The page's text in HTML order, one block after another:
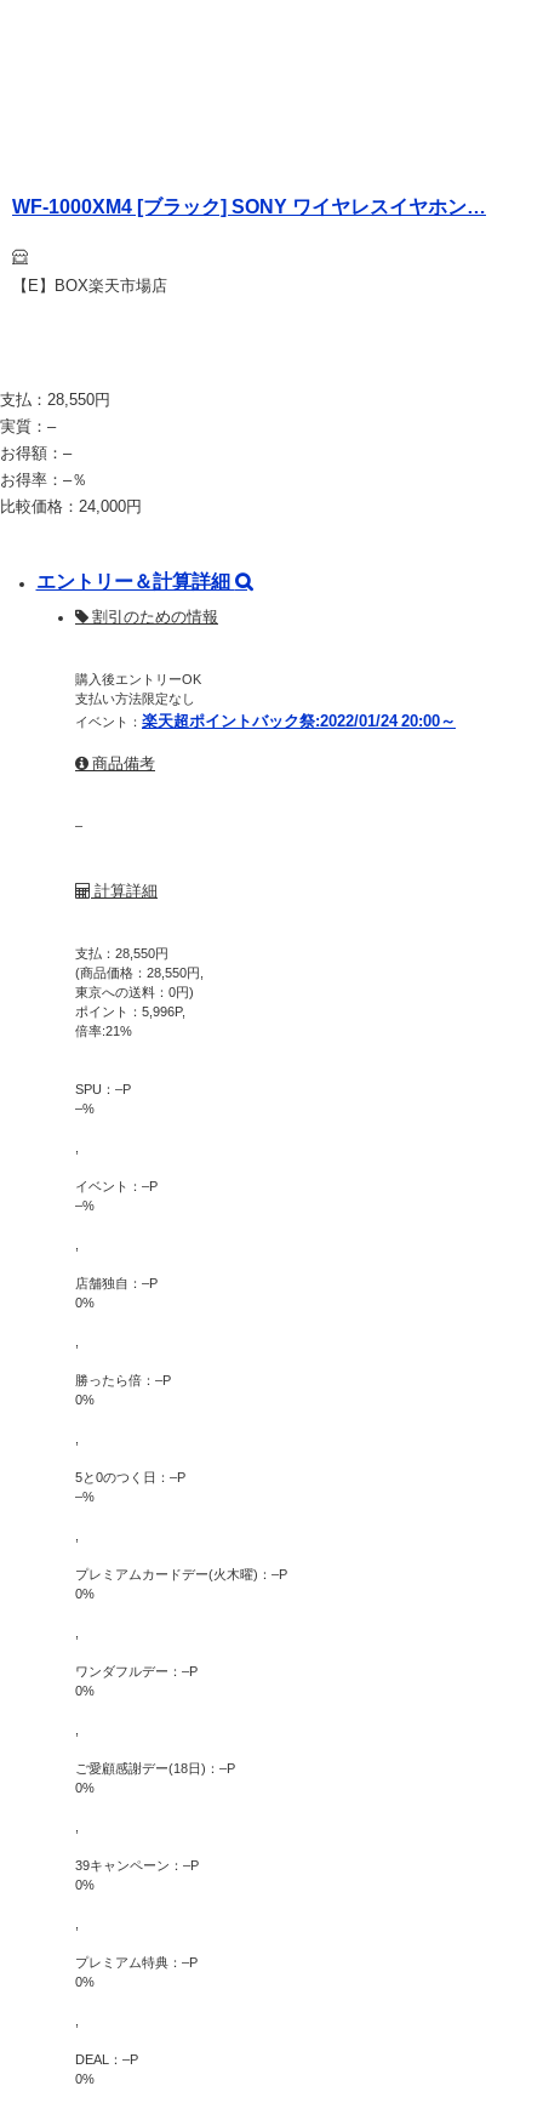
WF-1000XM4 [ブラック] SONY ワイヤレスイヤホン…
【E】BOX楽天市場店
支払： 28,550円
実質： –
お得額： –
お得率： –％
比較価格： 24,000円
エントリー＆計算詳細
割引のための情報
購入後エントリーOK
支払い方法限定なし
イベント： 楽天超ポイントバック祭:2022/01/24 20:00～
商品備考
–
計算詳細
支払： 28,550円
(商品価格： 28,550円,
東京への送料： 0円)
ポイント： 5,996P,
倍率:21 %
SPU： –P
–%
イベント： –P
–%
店舗独自： –P
0%
勝ったら倍： –P
0%
5と0のつく日： –P
–%
プレミアムカードデー(火木曜)： –P
0%
ワンダフルデー： –P
0%
ご愛顧感謝デー(18日)： –P
0%
39キャンペーン： –P
0%
プレミアム特典： –P
0%
DEAL： –P
0%